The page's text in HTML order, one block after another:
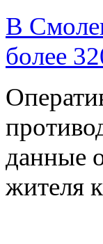
В
более
данные
жителя